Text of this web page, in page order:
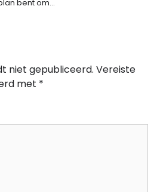
bent om…
niet gepubliceerd. Vereiste
met *